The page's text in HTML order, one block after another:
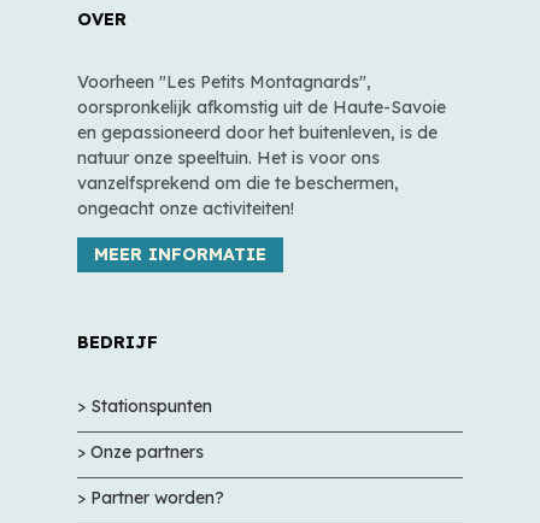
OVER
Voorheen "Les Petits Montagnards",
oorspronkelijk afkomstig uit de Haute-Savoie
en gepassioneerd door het buitenleven, is de
natuur onze speeltuin. Het is voor ons
vanzelfsprekend om die te beschermen,
ongeacht onze activiteiten!
MEER INFORMATIE
BEDRIJF
> Stationspunten
> Onze partners
> Partner worden?